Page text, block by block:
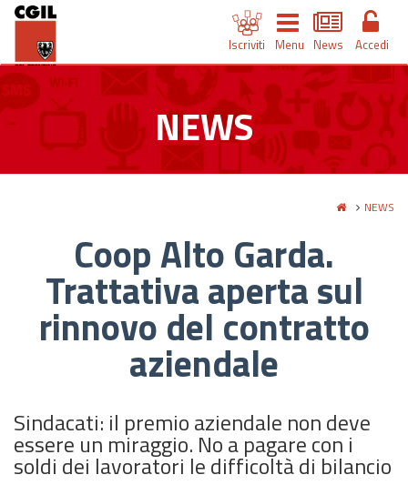
Iscriviti Menu News Accedi
NEWS
NEWS
Coop Alto Garda.
Trattativa aperta sul
rinnovo del contratto
aziendale
Sindacati: il premio aziendale non deve
essere un miraggio. No a pagare con i
soldi dei lavoratori le difficoltà di bilancio